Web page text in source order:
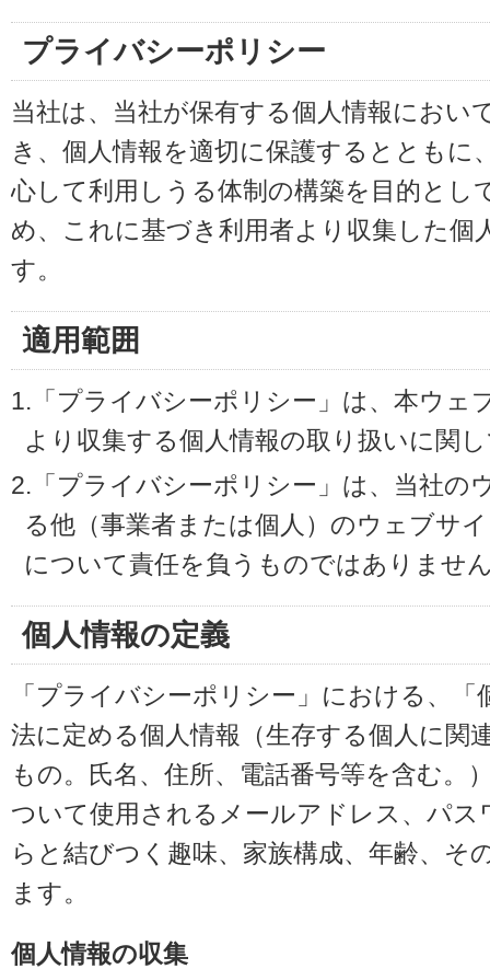
プライバシーポリシー
当社は、当社が保有する個人情報におい
き、個人情報を適切に保護するとともに
心して利用しうる体制の構築を目的とし
め、これに基づき利用者より収集した個
す。
適用範囲
1.「プライバシーポリシー」は、本ウェ
より収集する個人情報の取り扱いに関
2.「プライバシーポリシー」は、当社の
る他（事業者または個人）のウェブサ
について責任を負うものではありませ
個人情報の定義
「プライバシーポリシー」における、
法に定める個人情報（生存する個人に関
もの。氏名、住所、電話番号等を含む。
ついて使用されるメールアドレス、パ
らと結びつく趣味、家族構成、年齢、そ
ます。
個人情報の収集